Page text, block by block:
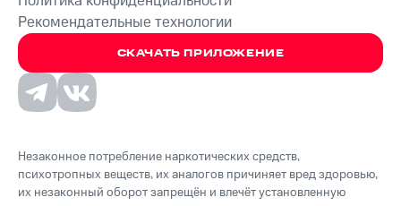
СКАЧАТЬ ПРИЛОЖЕНИЕ
Рекомендательные технологии
Незаконное потребление наркотических средств,
психотропных веществ, их аналогов причиняет вред здоровью,
их незаконный оборот запрещён и влечёт установленную